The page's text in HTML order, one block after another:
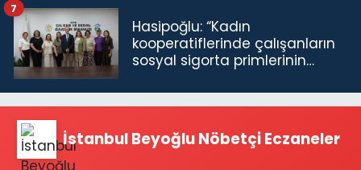
Hasipoğlu: “Kadın
kooperatiflerinde çalışanların
sosyal sigorta primlerinin
7
İstanbul Beyoğlu Nöbetçi Eczaneler